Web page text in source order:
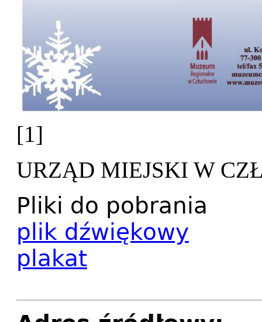
[1]
URZĄD MIEJSKI W
Pliki do pobrania
plik dźwiękowy
plakat